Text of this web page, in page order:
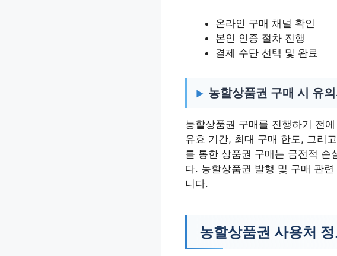
온라인 구매 채널 확인
본인 인증 절차 진행
결제 수단 선택 및 완료
농할상품권 구매 시 유
농할상품권 구매를 진행하기 전
유효 기간, 최대 구매 한도, 그리
를 통한 상품권 구매는 금전적 손
다. 농할상품권 발행 및 구매 관
니다.
농할상품권 사용처